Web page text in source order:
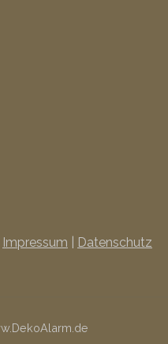
Impressum Datenschutz